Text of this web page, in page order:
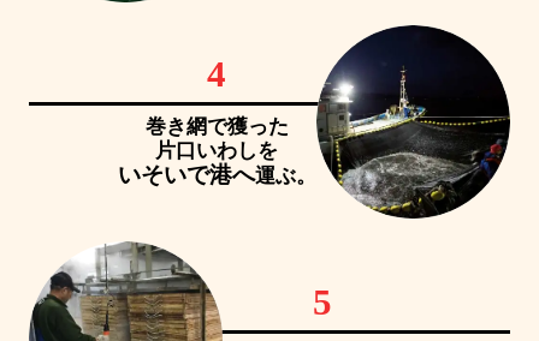
4
巻き網で獲った
片口いわしを
いそいで港へ運ぶ。
5